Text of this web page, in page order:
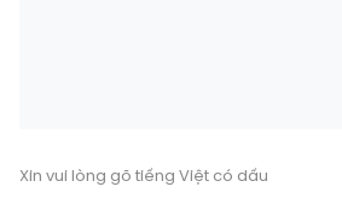
Xin vui lòng gõ tiếng Việt có dấu